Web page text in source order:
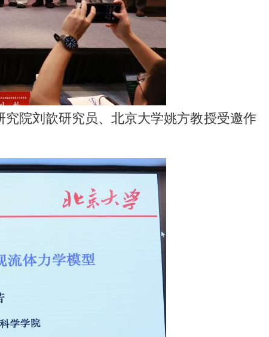
院刘歆研究员、北京大学姚方教授受邀作